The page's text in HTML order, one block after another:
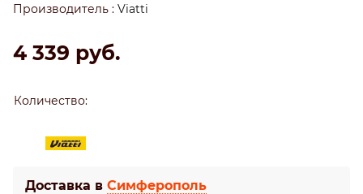
Производитель : Viatti
4 339 руб.
Количество:
Доставка в Симферополь